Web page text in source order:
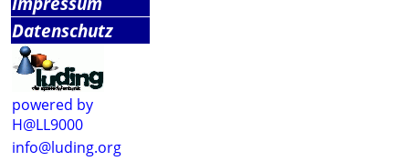
Datenschutz
powered by
H@LL9000
info@luding.org